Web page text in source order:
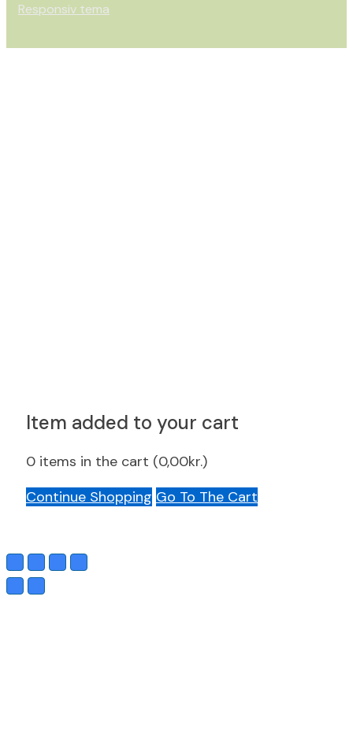
Responsiv tema
Item added to your cart
0 items in the cart (0,00kr.)
Continue Shopping Go To The Cart